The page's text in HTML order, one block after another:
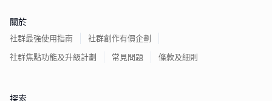
關於
社群最強使用指南
社群創作有價企劃
社群焦點功能及升級計劃
常見問題 條款及細則
探索